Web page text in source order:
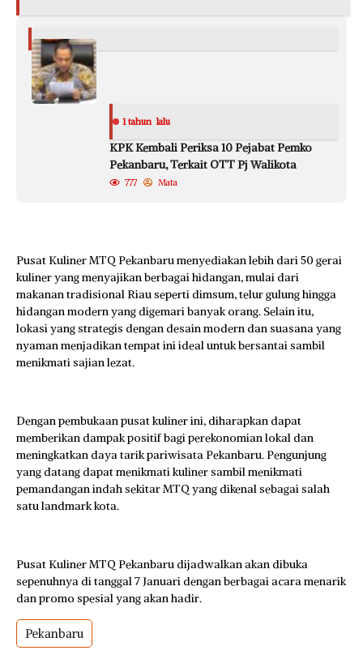
1 tahun lalu
KPK Kembali Periksa 10 Pejabat Pemko
Pekanbaru, Terkait OTT Pj Walikota
777 Mata
Pusat Kuliner MTQ Pekanbaru menyediakan lebih dari 50 gerai
kuliner yang menyajikan berbagai hidangan, mulai dari
makanan tradisional Riau seperti dimsum, telur gulung hingga
hidangan modern yang digemari banyak orang. Selain itu,
lokasi yang strategis dengan desain modern dan suasana yang
nyaman menjadikan tempat ini ideal untuk bersantai sambil
menikmati sajian lezat.
Dengan pembukaan pusat kuliner ini, diharapkan dapat
memberikan dampak positif bagi perekonomian lokal dan
meningkatkan daya tarik pariwisata Pekanbaru. Pengunjung
yang datang dapat menikmati kuliner sambil menikmati
pemandangan indah sekitar MTQ yang dikenal sebagai salah
satu landmark kota.
Pusat Kuliner MTQ Pekanbaru dijadwalkan akan dibuka
sepenuhnya di tanggal 7 Januari dengan berbagai acara menarik
dan promo spesial yang akan hadir.
Pekanbaru